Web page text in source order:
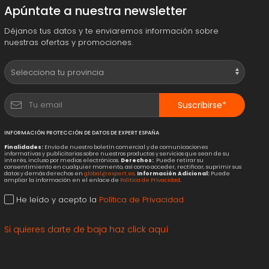
Apúntate a nuestra newsletter
Déjanos tus datos y te enviaremos información sobre
nuestras ofertas y promociones.
Suscribirse*
INFORMACIÓN PROTECCIÓN DE DATOS DE EXPERT ESPAÑA
Finalidades:Envío de nuestro boletín comercial y de comunicaciones
informativas y publicitarias sobre nuestros productos y servicios que sean de su
interés, incluso por medios electrónicos. Derechos:Puede retirar su
consentimiento en cualquier momento, así como acceder, rectificar, suprimir sus
datos y demás derechos en global@expert.es. Información Adicional:Puede
ampliar la información en el enlace de Política de Privacidad.
He leído y acepto la Política de Privacidad
Si quieres darte de baja haz click aquí